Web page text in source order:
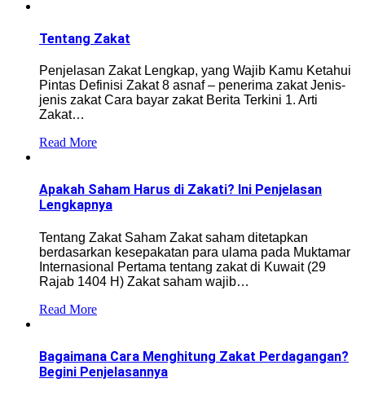
Tentang Zakat
Penjelasan Zakat Lengkap, yang Wajib Kamu Ketahui
Pintas Definisi Zakat 8 asnaf – penerima zakat Jenis-
jenis zakat Cara bayar zakat Berita Terkini 1. Arti
Zakat…
Read More
Apakah Saham Harus di Zakati? Ini Penjelasan
Lengkapnya
Tentang Zakat Saham Zakat saham ditetapkan
berdasarkan kesepakatan para ulama pada Muktamar
Internasional Pertama tentang zakat di Kuwait (29
Rajab 1404 H) Zakat saham wajib…
Read More
Bagaimana Cara Menghitung Zakat Perdagangan?
Begini Penjelasannya